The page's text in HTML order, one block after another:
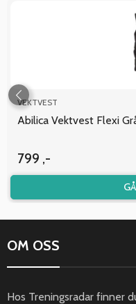
VEKTVEST
Abilica Vektvest Flexi
799 ,-
OM OSS
Hos Treningsradar finner